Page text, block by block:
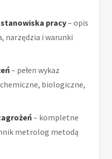
pracy– opis
narzędzia i warunki
– pełen wykaz
biologiczne,
– kompletne
metrolog metodą